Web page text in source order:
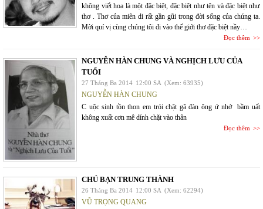
không viết hoa là một đặc biệt, đặc biệt như tên và đặc biệt như
thơ . Thơ của miên di rất gần gũi trong đời sống của chúng ta.
Mời quí vị cùng chúng tôi đi vào thế giới thơ đặc biệt nầy…
Đọc thêm
NGUYỄN HÀN CHUNG VÀ NGHỊCH LƯU CỦA
TUỔI
27 Tháng Ba 2014 12:00 SA (Xem: 63935)
NGUYỄN HÀN CHUNG
C uộc sinh tồn thon em trói chặt gã đàn ông ứ nhớ bầm uất
không xuất cơn mê dính chặt vào thân
Đọc thêm
CHÚ BẠN TRUNG THÀNH
26 Tháng Ba 2014 12:00 SA (Xem: 62294)
VŨ TRỌNG QUANG